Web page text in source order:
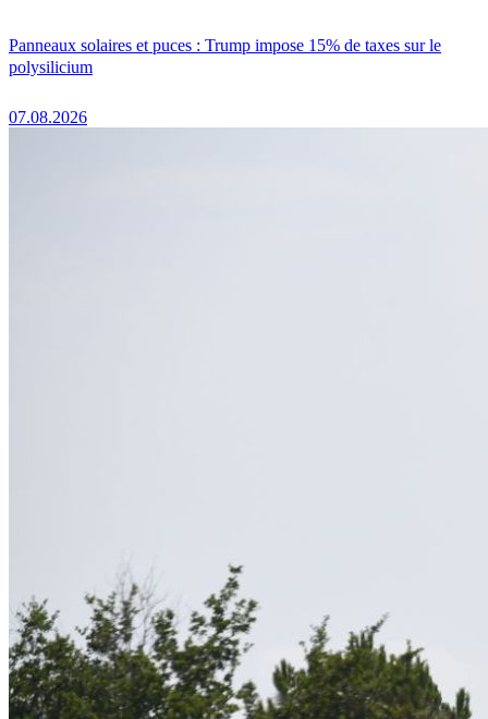
Panneaux solaires et puces : Trump impose 15% de taxes sur le
polysilicium
07.08.2026